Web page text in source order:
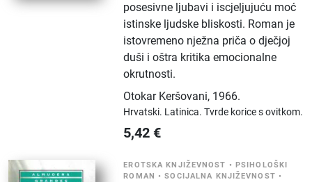
posesivne ljubavi i iscjeljujuću moć
istinske ljudske bliskosti. Roman je
istovremeno nježna priča o dječjoj
duši i oštra kritika emocionalne
okrutnosti.
Otokar Keršovani, 1966.
Hrvatski. Latinica.Tvrde korice s ovitkom.
5,42 €
EROTSKA KNJIŽEVNOST • PSIHOLOŠKI
ROMAN •SOCIJALNA KNJIŽEVNOST •